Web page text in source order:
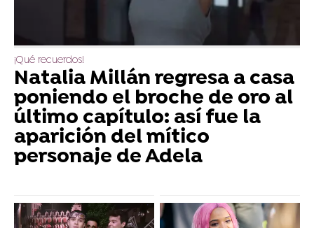
¡Qué recuerdos!
Natalia Millán regresa a casa
poniendo el broche de oro al
último capítulo: así fue la
aparición del mítico
personaje de Adela